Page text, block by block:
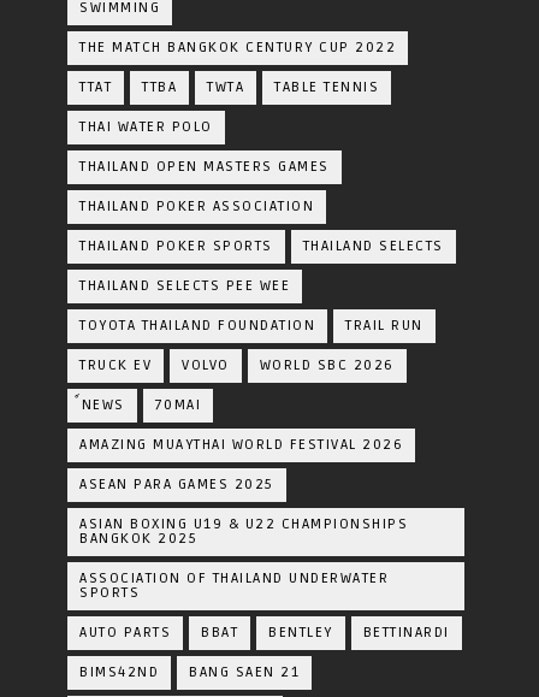
SWIMMING
THE MATCH BANGKOK CENTURY CUP 2022
TTAT TTBA TWTA TABLE TENNIS
THAI WATER POLO
THAILAND OPEN MASTERS GAMES
THAILAND POKER ASSOCIATION
THAILAND POKER SPORTS THAILAND SELECTS
THAILAND SELECTS PEE WEE
TOYOTA​ THAILAND​ FOUNDATION TRAIL RUN
TRUCK EV VOLVO WORLD SBC 2026
์NEWS 70MAI
AMAZING MUAYTHAI WORLD FESTIVAL 2026
ASEAN PARA GAMES 2025
ASIAN BOXING U19 & U22 CHAMPIONSHIPS
BANGKOK 2025
ASSOCIATION OF THAILAND UNDERWATER
SPORTS
AUTO PARTS BBAT BENTLEY BETTINARDI
BIMS42ND BANG SAEN 21